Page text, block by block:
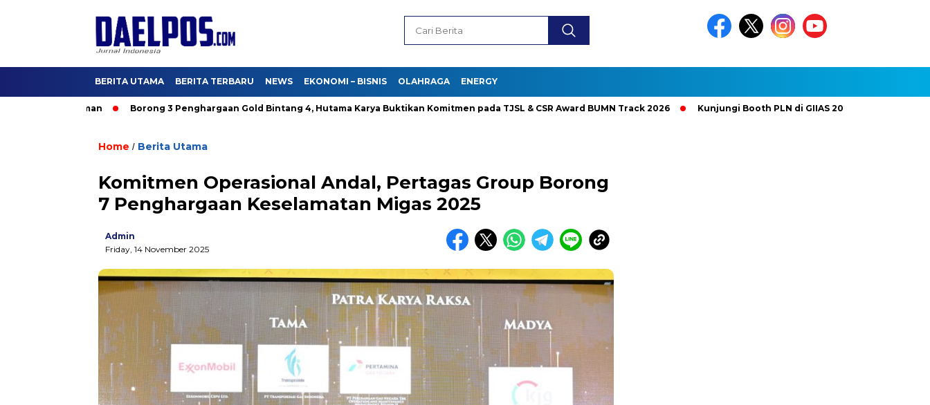
BERITA UTAMA BERITA TERBARU NEWS EKONOMI – BISNIS OLAHRAGA ENERGY
Borong 3 Penghargaan Gold Bintang 4, Hutama Karya Buktikan Komitmen pada TJSL & CSR Award BUMN Track 2026 Kunjungi Booth PLN di GIIAS 2026, Nikmati Promo
Home / Berita Utama
Komitmen Operasional Andal, Pertagas Group Borong
7 Penghargaan Keselamatan Migas 2025
Admin
Friday, 14 November 2025